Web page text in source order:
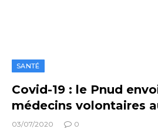
SANTÉ
Covid-19 : le Pnud
médecins volontaires
03/07/2020 0